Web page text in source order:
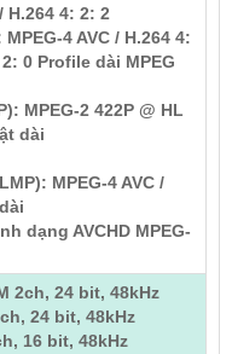
H.264 4: 2: 2
4 AVC / H.264 4:
0 Profile dài MPEG
MPEG-2 422P @ HL
dài
MPEG-4 AVC /
dạng AVCHD MPEG-
2ch, 24 bit, 48kHz
24 bit, 48kHz
16 bit, 48kHz